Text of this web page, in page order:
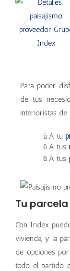
Para poder
de tus
interioristas
ü A tu
ü A tus
ü A tus
Tu
Con Index
vivienda, y la
de opciones
todo el partido